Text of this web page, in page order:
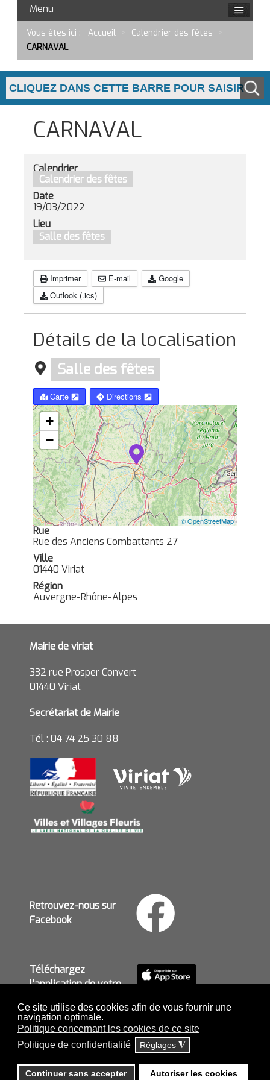
Ce site utilise des cookies afin de vous fournir une
navigation optimale.
Politique concernant les cookies de ce site
Politique de confidentialité
Réglages ◮
Continuer sans accepter Autoriser les cookies
Menu
Vous êtes ici : Accueil Calendrier des fêtes
CARNAVAL
CARNAVAL
Calendrier
Calendrier des fêtes
Date
19/03/2022
Lieu
Salle des fêtes
Imprimer E-mail
Google
Outlook (.ics)
Détails de la localisation
Salle des fêtes
Carte Directions
+
−
© OpenStreetMap
Rue
Rue des Anciens Combattants 27
Ville
01440 Viriat
Région
Auvergne-Rhône-Alpes
Mairie de viriat
332 rue Prosper Convert
01440 Viriat
Secrétariat de Mairie
Tél : 04 74 25 30 88
Retrouvez-nous sur
Facebook
Téléchargez
l'application de votre
CONFIDENTIALITÉ-POLITIQUE CONCERNANT LES